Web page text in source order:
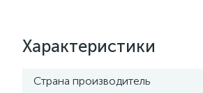
Характеристики
Страна производитель